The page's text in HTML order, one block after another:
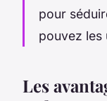
pour
pouvez les
Les